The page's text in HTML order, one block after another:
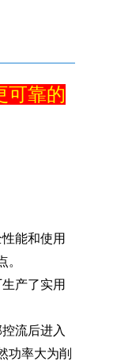
可靠的
能和使用
产了实用
流后进入
功率大为削